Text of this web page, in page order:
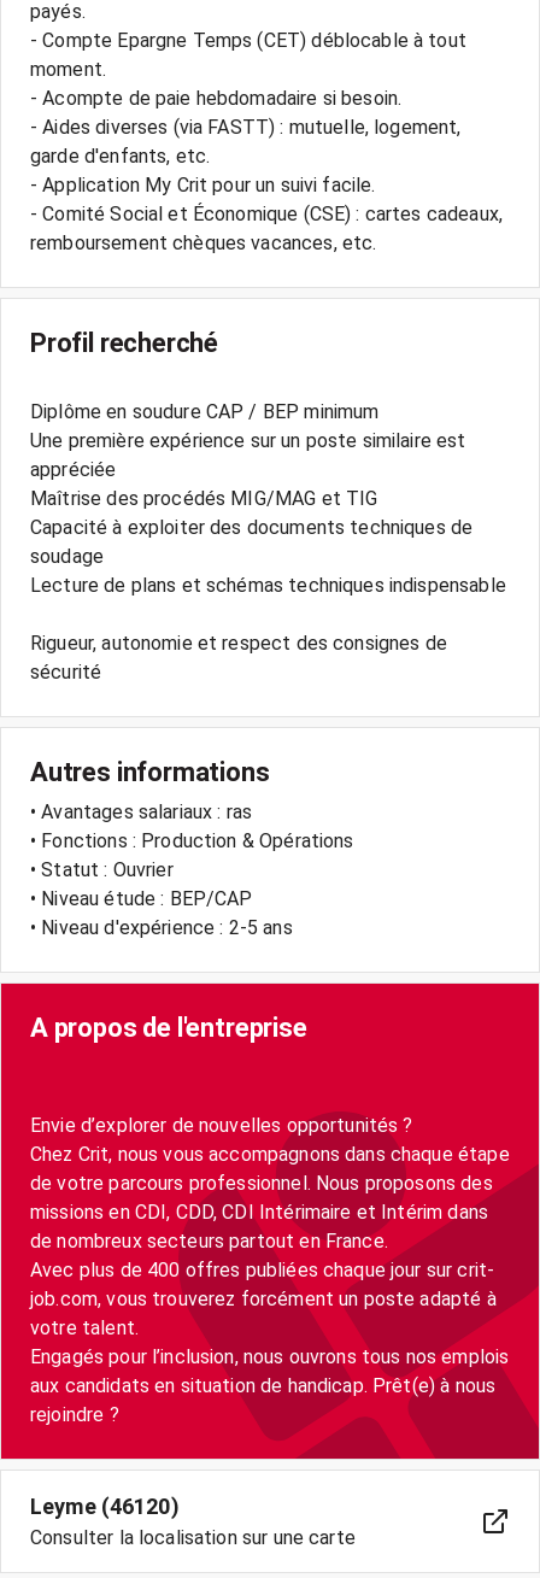
payés.
- Compte Epargne Temps (CET) déblocable à tout
moment.
- Acompte de paie hebdomadaire si besoin.
- Aides diverses (via FASTT) : mutuelle, logement,
garde d'enfants, etc.
- Application My Crit pour un suivi facile.
- Comité Social et Économique (CSE) : cartes cadeaux,
Profil recherché
Diplôme en soudure CAP / BEP minimum
Une première expérience sur un poste similaire est
appréciée
Maîtrise des procédés MIG/MAG et TIG
Capacité à exploiter des documents techniques de
soudage
Lecture de plans et schémas techniques indispensable
Rigueur, autonomie et respect des consignes de
sécurité
Autres informations
• Avantages salariaux : ras
• Fonctions : Production & Opérations
• Statut : Ouvrier
• Niveau étude : BEP/CAP
• Niveau d'expérience : 2-5 ans
A propos de l'entreprise
Envie d’explorer de nouvelles opportunités ?
Chez Crit, nous vous accompagnons dans chaque étape
de votre parcours professionnel. Nous proposons des
missions en CDI, CDD, CDI Intérimaire et Intérim dans
de nombreux secteurs partout en France.
Avec plus de 400 offres publiées chaque jour sur crit-
job.com, vous trouverez forcément un poste adapté à
votre talent.
Engagés pour l’inclusion, nous ouvrons tous nos emplois
aux candidats en situation de handicap. Prêt(e) à nous
Leyme (46120)
Consulter la localisation sur une carte